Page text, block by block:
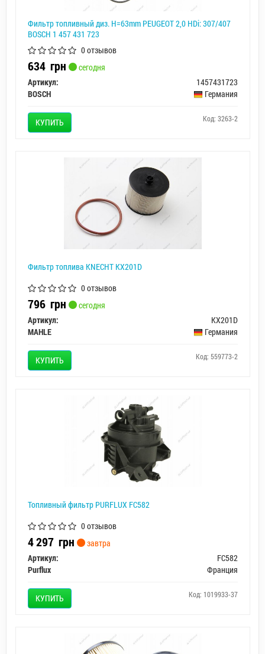
Фильтр топливный диз. H=63mm PEUGEOT 2,0 HDi: 307/407
BOSCH 1 457 431 723
0 отзывов
634 грн
сегодня
Артикул:
1457431723
BOSCH
Германия
КУПИТЬ Код: 3263-2
Фильтр топлива KNECHT KX201D
0 отзывов
796 грн
сегодня
Артикул:
KX201D
MAHLE
Германия
КУПИТЬ Код: 559773-2
Топливный фильтр PURFLUX FC582
0 отзывов
4 297 грн
завтра
Артикул:
FC582
Purflux
Франция
КУПИТЬ Код: 1019933-37